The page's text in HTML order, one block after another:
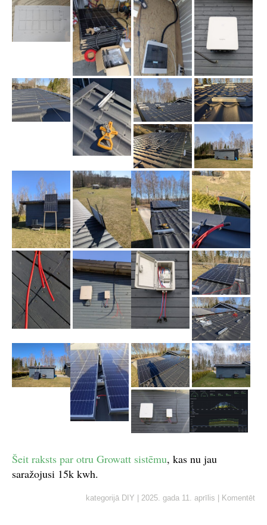
Šeit raksts par otru Growatt sistēmu, kas nu jau
saražojusi 15k kwh.
kategorijā DIY 2025. gada 11. aprīlis Komentēt